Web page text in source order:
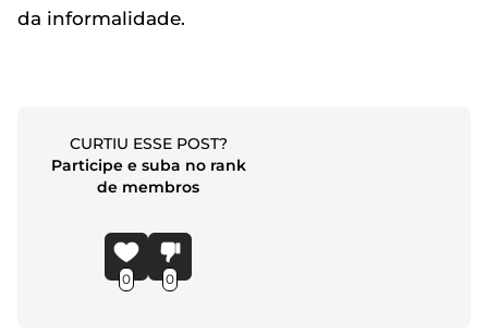
da informalidade.
CURTIU ESSE POST?
Participe e suba no rank
de membros
0 0